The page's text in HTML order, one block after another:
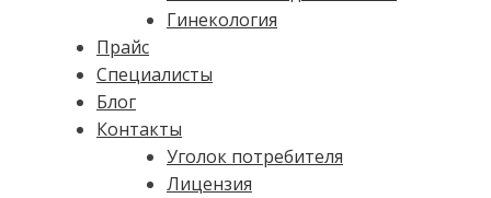
Гинекология
Прайс
Специалисты
Блог
Контакты
Уголок потребителя
Лицензия